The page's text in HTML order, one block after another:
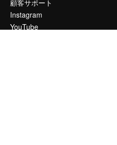
顧客サポート
Instagram
YouTube